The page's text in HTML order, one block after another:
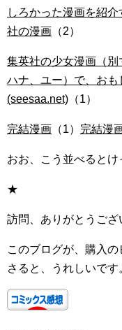
しろかった漫画を紹
社の漫画 （2）
集英社の少女漫画（
ハナ、ユー）で、おも
(seesaa.net) （1）
完結漫画 （1） 完結漫
おお、こう並べるとけ
★
訪問、ありがとうご
このブログが、購入
さると、うれしいで